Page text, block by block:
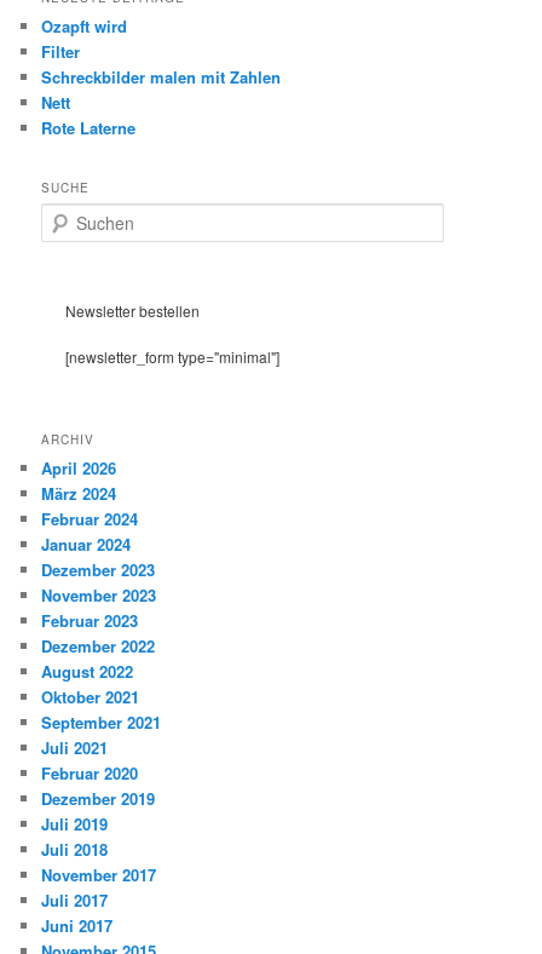
Ozapft wird
Filter
Schreckbilder malen mit Zahlen
Nett
Rote Laterne
SUCHE
u
Newsletter bestellen
[newsletter_form type="minimal"]
ARCHIV
April 2026
März 2024
Februar 2024
Januar 2024
Dezember 2023
November 2023
Februar 2023
Dezember 2022
August 2022
Oktober 2021
September 2021
Juli 2021
Februar 2020
Dezember 2019
Juli 2019
Juli 2018
November 2017
Juli 2017
Juni 2017